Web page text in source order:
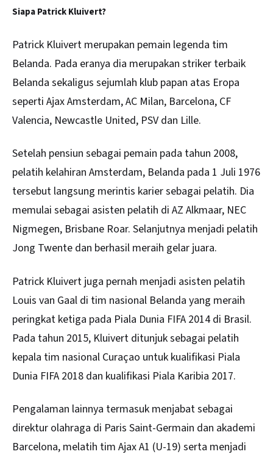
Siapa Patrick Kluivert?
Patrick Kluivert merupakan pemain legenda tim
Belanda. Pada eranya dia merupakan striker terbaik
Belanda sekaligus sejumlah klub papan atas Eropa
seperti Ajax Amsterdam, AC Milan, Barcelona, CF
Valencia, Newcastle United, PSV dan Lille.
Setelah pensiun sebagai pemain pada tahun 2008,
pelatih kelahiran Amsterdam, Belanda pada 1 Juli 1976
tersebut langsung merintis karier sebagai pelatih. Dia
memulai sebagai asisten pelatih di AZ Alkmaar, NEC
Nigmegen, Brisbane Roar. Selanjutnya menjadi pelatih
Jong Twente dan berhasil meraih gelar juara.
Patrick Kluivert juga pernah menjadi asisten pelatih
Louis van Gaal di tim nasional Belanda yang meraih
peringkat ketiga pada Piala Dunia FIFA 2014 di Brasil.
Pada tahun 2015, Kluivert ditunjuk sebagai pelatih
kepala tim nasional Curaçao untuk kualifikasi Piala
Dunia FIFA 2018 dan kualifikasi Piala Karibia 2017.
Pengalaman lainnya termasuk menjabat sebagai
direktur olahraga di Paris Saint-Germain dan akademi
Barcelona, melatih tim Ajax A1 (U-19) serta menjadi